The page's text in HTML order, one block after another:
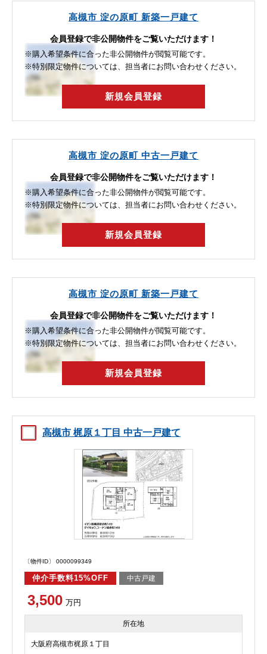
高槻市 淀の原町 新築一戸建て
会員登録で非公開物件をご覧いただけます！
※購入希望条件に合った非公開物件が閲覧可能です。
※特別限定物件については、担当者にお問い合わせください。
新規会員登録
高槻市 淀の原町 中古一戸建て
会員登録で非公開物件をご覧いただけます！
※購入希望条件に合った非公開物件が閲覧可能です。
※特別限定物件については、担当者にお問い合わせください。
新規会員登録
高槻市 淀の原町 新築一戸建て
会員登録で非公開物件をご覧いただけます！
※購入希望条件に合った非公開物件が閲覧可能です。
※特別限定物件については、担当者にお問い合わせください。
新規会員登録
高槻市 梶原１丁目 中古一戸建て
〔物件ID〕 0000099349
仲介手数料15%OFF 中古戸建
3,500 万円
所在地
大阪府高槻市梶原１丁目